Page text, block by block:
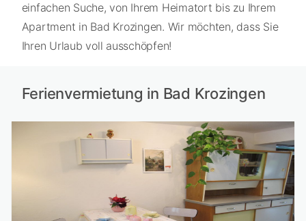
einfachen Suche, von Ihrem Heimatort bis zu Ihrem
Apartment in Bad Krozingen. Wir möchten, dass Sie
Ihren Urlaub voll ausschöpfen!
Ferienvermietung in Bad Krozingen